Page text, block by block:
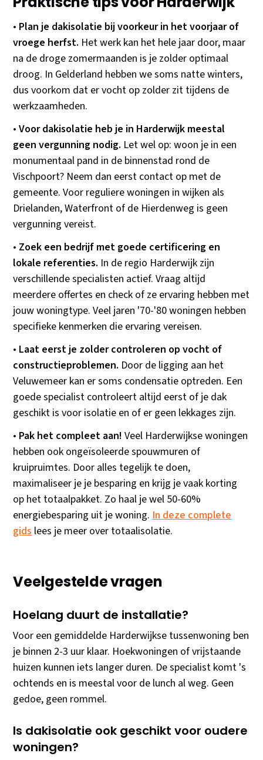
• Plan je dakisolatie bij voorkeur in het voorjaar of
vroege herfst. Het werk kan het hele jaar door, maar
na de droge zomermaanden is je zolder optimaal
droog. In Gelderland hebben we soms natte winters,
dus voorkom dat er vocht op zolder zit tijdens de
werkzaamheden.
•Voor dakisolatie heb je in Harderwijk meestal
geen vergunning nodig. Let wel op: woon je in een
monumentaal pand in de binnenstad rond de
Vischpoort? Neem dan eerst contact op met de
gemeente. Voor reguliere woningen in wijken als
Drielanden, Waterfront of de Hierdenweg is geen
vergunning vereist.
• Zoek een bedrijf met goede certificering en
lokale referenties. In de regio Harderwijk zijn
verschillende specialisten actief. Vraag altijd
meerdere offertes en check of ze ervaring hebben met
jouw woningtype. Veel jaren '70-'80 woningen hebben
specifieke kenmerken die ervaring vereisen.
• Laat eerst je zolder controleren op vocht of
constructieproblemen. Door de ligging aan het
Veluwemeer kan er soms condensatie optreden. Een
goede specialist controleert altijd eerst of je dak
geschikt is voor isolatie en of er geen lekkages zijn.
• Pak het compleet aan! Veel Harderwijkse woningen
hebben ook ongeïsoleerde spouwmuren of
kruipruimtes. Door alles tegelijk te doen,
maximaliseer je je besparing en krijg je vaak korting
op het totaalpakket. Zo haal je wel 50-60%
energiebesparing uit je woning.In deze complete
gidslees je meer over totaalisolatie.
Veelgestelde vragen
Hoelang duurt de installatie?
Voor een gemiddelde Harderwijkse tussenwoning ben
je binnen 2-3 uur klaar. Hoekwoningen of vrijstaande
huizen kunnen iets langer duren. De specialist komt 's
ochtends en is meestal voor de lunch al weg. Geen
gedoe, geen rommel.
Is dakisolatie ook geschikt voor oudere
woningen?